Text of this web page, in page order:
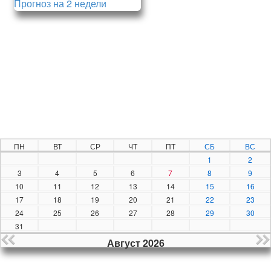
Прогноз на 2 недели
ПН ВТ СР ЧТ ПТ СБ
ВС
1
2
3
4 5 6 7 8
9
10
11 12 13 14 15
16
17
18 19 20 21 22
23
24
25 26 27 28 29
30
31
Август 2026